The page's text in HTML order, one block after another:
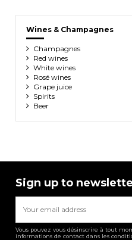
Wines & Champagnes
Champagnes
Red wines
White wines
Rosé wines
Grape juice
Spirits
Beer
Sign up to
Vous pouvez vous désinscrire à tout
informations de contact dans les